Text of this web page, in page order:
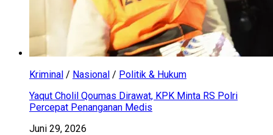
Kriminal / Nasional / Politik & Hukum
Yaqut Cholil Qoumas Dirawat, KPK Minta RS Polri
Percepat Penanganan Medis
Juni 29, 2026